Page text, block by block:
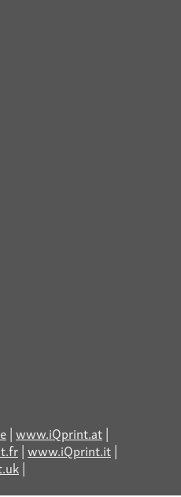
|www.iQprint.at|
|www.iQprint.it|
|